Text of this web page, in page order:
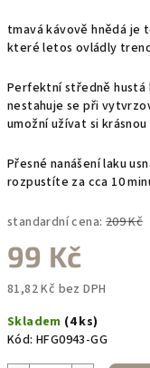
tmavá kávově hnědá je
které letos ovládly
Perfektní středně hustá
nestahuje se při
umožní užívat si
Přesné nanášení laku
rozpustíte za cca 10
standardní cena: 209 Kč
99 Kč
81,82 Kč bez DPH
cena:
Skladem (4 ks)
Kód: HFG0943-GG